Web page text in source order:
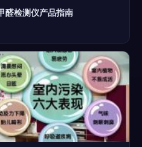
醛检测仪产品指南